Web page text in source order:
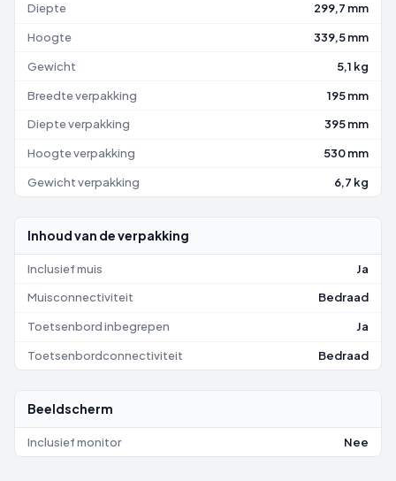
Diepte 299,7 mm
Hoogte 339,5 mm
Gewicht 5,1 kg
Breedte verpakking 195 mm
Diepte verpakking 395 mm
Hoogte verpakking 530 mm
Gewicht verpakking 6,7 kg
Inhoud van de verpakking
Inclusief muis Ja
Muisconnectiviteit Bedraad
Toetsenbord inbegrepen Ja
Toetsenbordconnectiviteit Bedraad
Beeldscherm
Inclusief monitor Nee